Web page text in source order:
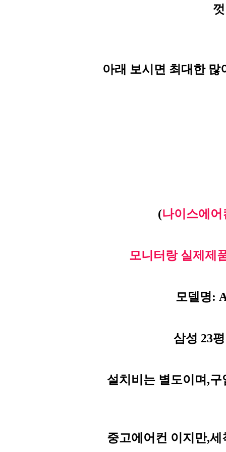
아래 보시면 최대한
(나이스에
모니터랑 실제제
모델명:
삼성 23
설치비는 별도이며,
중고에어컨 이지만,